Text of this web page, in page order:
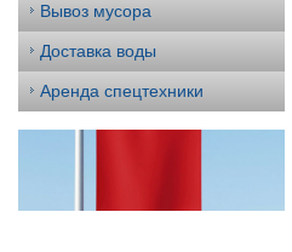
Вывоз мусора
Доставка воды
Аренда спецтехники